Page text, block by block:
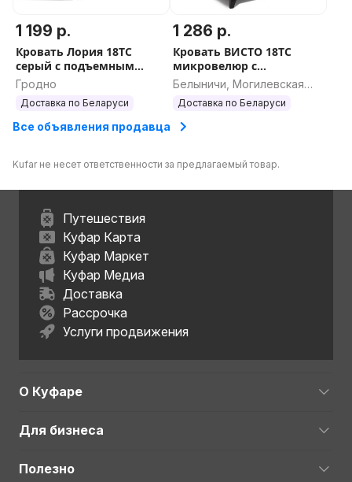
1 199 р.
Кровать Лория 18ТС
серый с подъемным
основанием
Гродно
Доставка по Беларуси
1 286 р.
Кровать ВИСТО 18ТС
микровелюр с
подъемником
Белыничи, Могилевская
область
Доставка по Беларуси
Все объявления продавца
Kufar не несет ответственности за предлагаемый товар.
Путешествия
Куфар Карта
Куфар Маркет
Куфар Медиа
Доставка
Рассрочка
Услуги продвижения
О Куфаре
Для бизнеса
Полезно